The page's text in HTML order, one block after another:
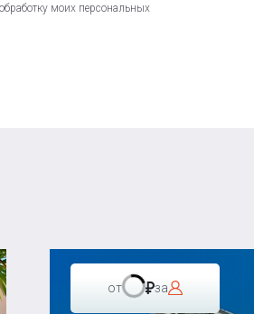
моих персональных
от за